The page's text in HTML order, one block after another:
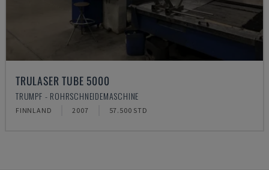
TRULASER TUBE 5000
TRUMPF - ROHRSCHNEIDEMASCHINE
FINNLAND 2007 57.500 STD